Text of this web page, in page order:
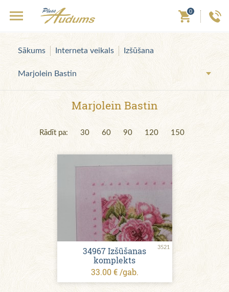
0
Sākums Interneta veikals Izšūšana
Marjolein Bastin
Marjolein Bastin
Rādīt pa: 30 60 90 120 150
3521
34967 Izšūšanas
komplekts
33.00 € /gab.